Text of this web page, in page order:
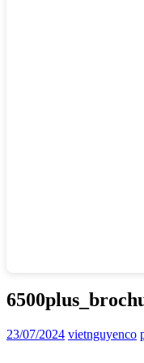
23/07/2024 vietnguyenco